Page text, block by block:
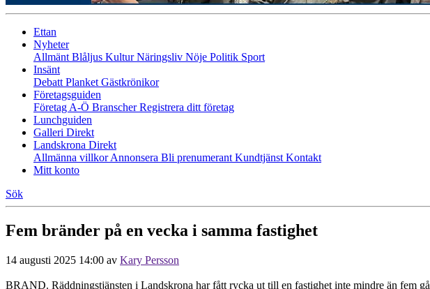
Ettan
Nyheter
Allmänt Blåljus KulturNäringsliv Nöje Politik Sport
Insänt
Debatt Planket Gästkrönikor
Företagsguiden
Företag A-Ö BranscherRegistrera ditt företag
Lunchguiden
Galleri Direkt
Landskrona Direkt
Allmänna villkorAnnonsera Bli prenumerant Kundtjänst Kontakt
Mitt konto
Sök
Fem bränder på en vecka i samma fastighet
14 augusti 2025 14:00 av Kary Persson
BRAND. Räddningstjänsten i Landskrona har fått rycka ut till en fastighet inte mindre än fem